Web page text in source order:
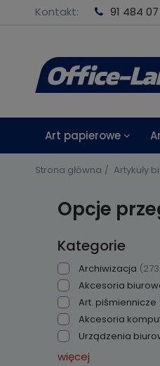
Kontakt: 91 484
Art papierowe
Strona główna Artykuły
Opcje
Kategorie
Archiwizacja
Akcesoria
Art. piśmiennicze
Akcesoria
Urządzenia
więcej